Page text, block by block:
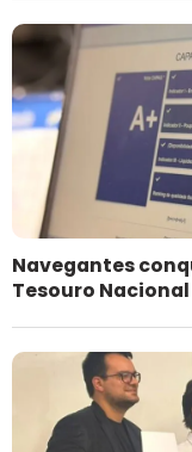
Navegantes
Tesouro Nacional